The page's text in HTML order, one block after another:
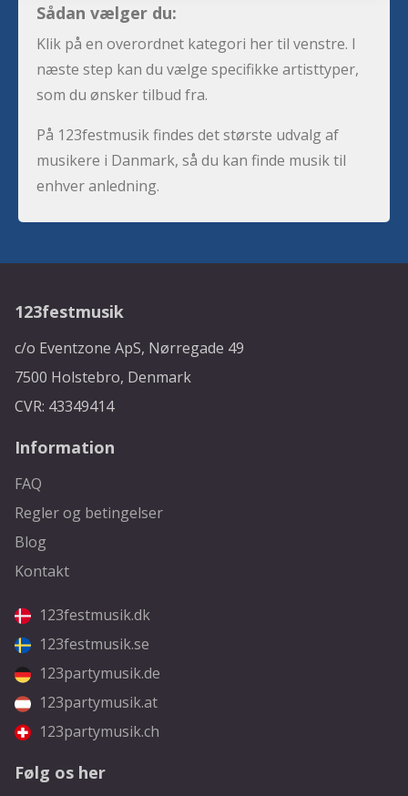
Sådan vælger du:
Klik på en overordnet kategori her til venstre. I
næste step kan du vælge specifikke artisttyper,
som du ønsker tilbud fra.
På 123festmusik findes det største udvalg af
musikere i Danmark, så du kan finde musik til
enhver anledning.
123festmusik
c/o Eventzone ApS, Nørregade 49
7500 Holstebro, Denmark
CVR: 43349414
Information
FAQ
Regler og betingelser
Blog
Kontakt
123festmusik.dk
123festmusik.se
123partymusik.de
123partymusik.at
123partymusik.ch
Følg os her